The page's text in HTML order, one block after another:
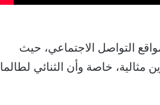
التواصل الاجتماعي، حيث
مثالية، خاصة وأن الثنائي لطالما